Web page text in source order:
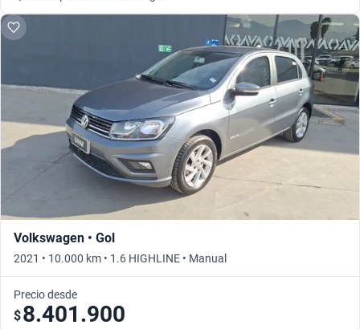
Volkswagen • Gol
2021 • 10.000 km • 1.6 HIGHLINE • Manual
Precio desde
$8.401.900